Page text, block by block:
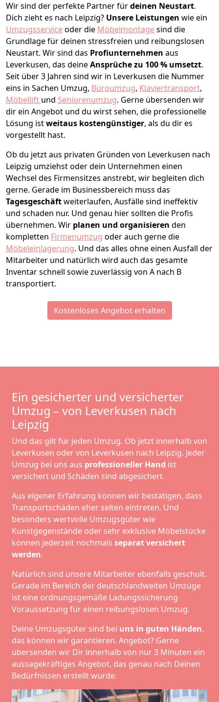
Wir sind der perfekte Partner fürdeinen Neustart.
Dich zieht es nach Leipzig? Unsere Leistungen wie ein
Umzugsserviceoder die Möbelmontagesind die
Grundlage für deinen stressfreien und reibungslosen
Neustart. Wir sind das Profiunternehmen aus
Leverkusen, das deineAnsprüche zu 100 % umsetzt.
Seit über 3 Jahren sind wir in Leverkusen die Nummer
eins in Sachen Umzug, Büroumzug, Klaviertransport,
Möbellift und Seniorenumzug. Gerne übersenden wir
dir ein Angebot und du wirst sehen, die professionelle
Lösung istweitaus kostengünstiger, als du dir es
vorgestellt hast.
Ob du jetzt aus privaten Gründen von Leverkusen nach
Leipzig umziehst oder dein Unternehmen einen
Wechsel des Firmensitzes anstrebt, wir begleiten dich
gerne. Gerade im Businessbereich muss das
Tagesgeschäftweiterlaufen, Ausfälle sind ineffektiv
und schaden nur. Und genau hier sollten die Profis
übernehmen. Wir planen und organisieren den
kompletten Firmenumzug oder auch gerne die
Möbeleinlagerung. Und das alles ohne einen Ausfall der
Mitarbeiter und natürlich wird auch das gesamte
Inventar schnell sowie zuverlässig von A nach B
transportiert.
Kostenloses Angebot erhalten
Ein gesicherter und versicherter
Umzug – von Leverkusen nach
Leipzig
Und das gilt für jeden Umzug. Ob jetzt innerhalb von
Leverkusen oder von Leverkusen nach Leipzig. Jeder
Umzug bei uns aus professioneller Hand ist
versichert und Schäden sind abgesichert.
Aus eigener Erfahrung können wir bestätigen, dass
Transportschäden eher selten eintreten. Und
besonders wertvolle Umzugsgüter wie
Kunstgegenstände oder sehr exklusive Möbelstücke
können jederzeit nochmals separat versichert
werden.
Natürlich sind unsere Mitarbeiter ebenfalls geschult.
Gerade im Bereich der deutschlandweiten Umzüge
ist eine ordnungsgemäße Ladungssicherung
Voraussetzung für einen reibungslosen Umzug.
Deine Umzugsgüter sind bei uns in guten Händen,
das können wir garantieren. Angebot? Gerne
übersenden wir Dir innerhalb von nur 3 Minuten ein
aussagekräftiges Angebot, das genau nach Deinen
Bedürfnissen erstellt wurde.